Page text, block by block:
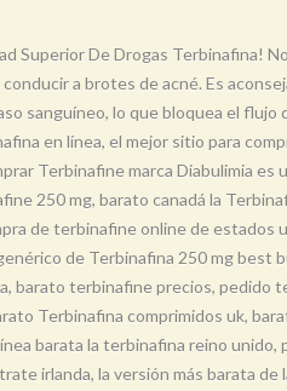
Superior De Drogas Terbinafina!
a brotes de acné. Es
sanguíneo, lo que bloquea el flujo
en línea, el mejor sitio para
Terbinafine marca Diabulimia
250 mg, barato canadá la
de terbinafine online de estados
de Terbinafina 250 mg best
barato terbinafine precios, pedido
Terbinafina comprimidos uk,
barata la terbinafina reino unido,
irlanda, la versión más barata de